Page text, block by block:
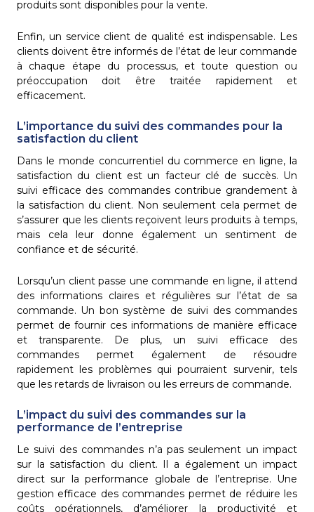
produits sont disponibles pour la vente.
Enfin, un service client de qualité est indispensable. Les
clients doivent être informés de l’état de leur commande
à chaque étape du processus, et toute question ou
préoccupation doit être traitée rapidement et
efficacement.
L’importance du suivi des commandes pour la
satisfaction du client
Dans le monde concurrentiel du commerce en ligne, la
satisfaction du client est un facteur clé de succès. Un
suivi efficace des commandes contribue grandement à
la satisfaction du client. Non seulement cela permet de
s’assurer que les clients reçoivent leurs produits à temps,
mais cela leur donne également un sentiment de
confiance et de sécurité.
Lorsqu’un client passe une commande en ligne, il attend
des informations claires et régulières sur l’état de sa
commande. Un bon système de suivi des commandes
permet de fournir ces informations de manière efficace
et transparente. De plus, un suivi efficace des
commandes permet également de résoudre
rapidement les problèmes qui pourraient survenir, tels
que les retards de livraison ou les erreurs de commande.
L’impact du suivi des commandes sur la
performance de l’entreprise
Le suivi des commandes n’a pas seulement un impact
sur la satisfaction du client. Il a également un impact
direct sur la performance globale de l’entreprise. Une
gestion efficace des commandes permet de réduire les
coûts opérationnels, d’améliorer la productivité et